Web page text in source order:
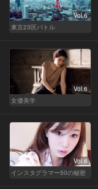
Vol.6
東京23区バトル
Vol.6
女優美学
Vol.6
インスタグラマー50の秘密